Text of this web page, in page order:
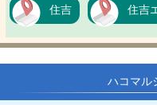
住吉 住吉
ハコマル